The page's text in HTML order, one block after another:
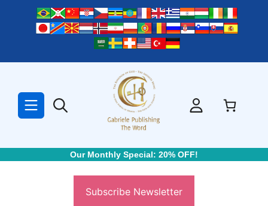
Our Monthly Special: 20% OFF!
Subscribe Newsletter